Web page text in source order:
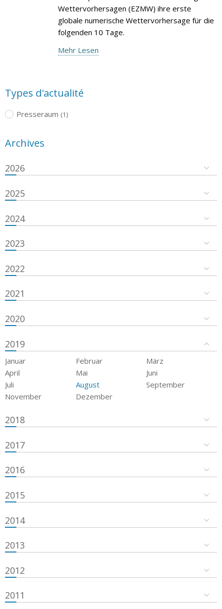
Wettervorhersagen (EZMW) ihre erste
globale numerische Wettervorhersage für die
folgenden 10 Tage.
Mehr Lesen
Types d'actualité
Presseraum (1)
Archives
2026
2025
2024
2023
2022
2021
2020
2019
Januar Februar
März
April
Mai
Juni
Juli
August
September
November
Dezember
2018
2017
2016
2015
2014
2013
2012
2011